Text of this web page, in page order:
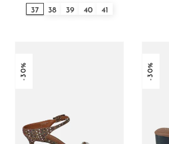
37 38 39 40 41
-30% -30%